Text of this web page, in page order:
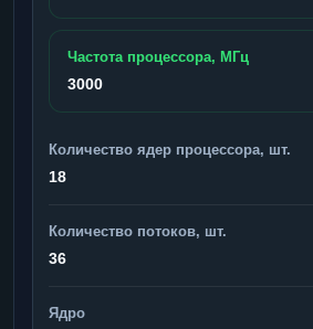
Частота процессора, МГц
3000
Количество ядер процессора, шт.
18
Количество потоков, шт.
36
Ядро